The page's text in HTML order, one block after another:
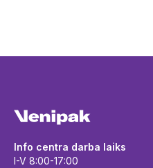
Info centra darba laiks
I-V 8:00-17:00